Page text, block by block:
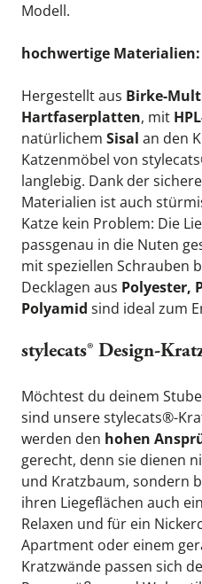
Modell.
hochwertige Materialien:
Hergestellt aus Birke-
Hartfaserplatten, mit
natürlichem Sisal an den
Katzenmöbel von
langlebig. Dank der
Materialien ist auch
Katze kein Problem: Die
passgenau in die Nuten
mit speziellen Schrauben
Decklagen aus Polyester,
Polyamid sind ideal zum
stylecats® Design-
Möchtest du deinem
sind unsere stylecats®-
werden den hohen
gerecht, denn sie dienen
und Kratzbaum, sondern
ihren Liegeflächen auch
Relaxen und für ein
Apartment oder einem
Kratzwände passen sich